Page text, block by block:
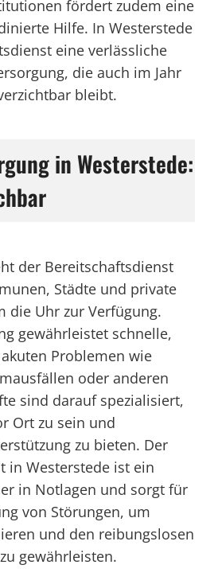
fördert zudem eine
Hilfe. In Westerstede
eine verlässliche
die auch im Jahr
bleibt.
in Westerstede:
der Bereitschaftsdienst
Städte und private
die Uhr zur Verfügung.
gewährleistet schnelle,
Problemen wie
oder anderen
sind darauf spezialisiert,
Ort zu sein und
zu bieten. Der
in Westerstede ist ein
in Notlagen und sorgt für
von Störungen, um
und den reibungslosen
gewährleisten.